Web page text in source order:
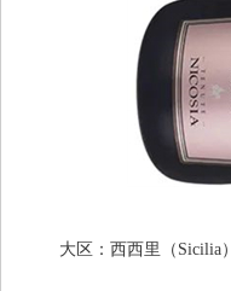
大区：西西里（Sicilia）